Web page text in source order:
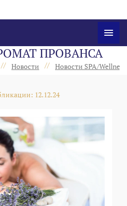
ПРОВАНСА
// Новости // Новости SPA/
12.12.24